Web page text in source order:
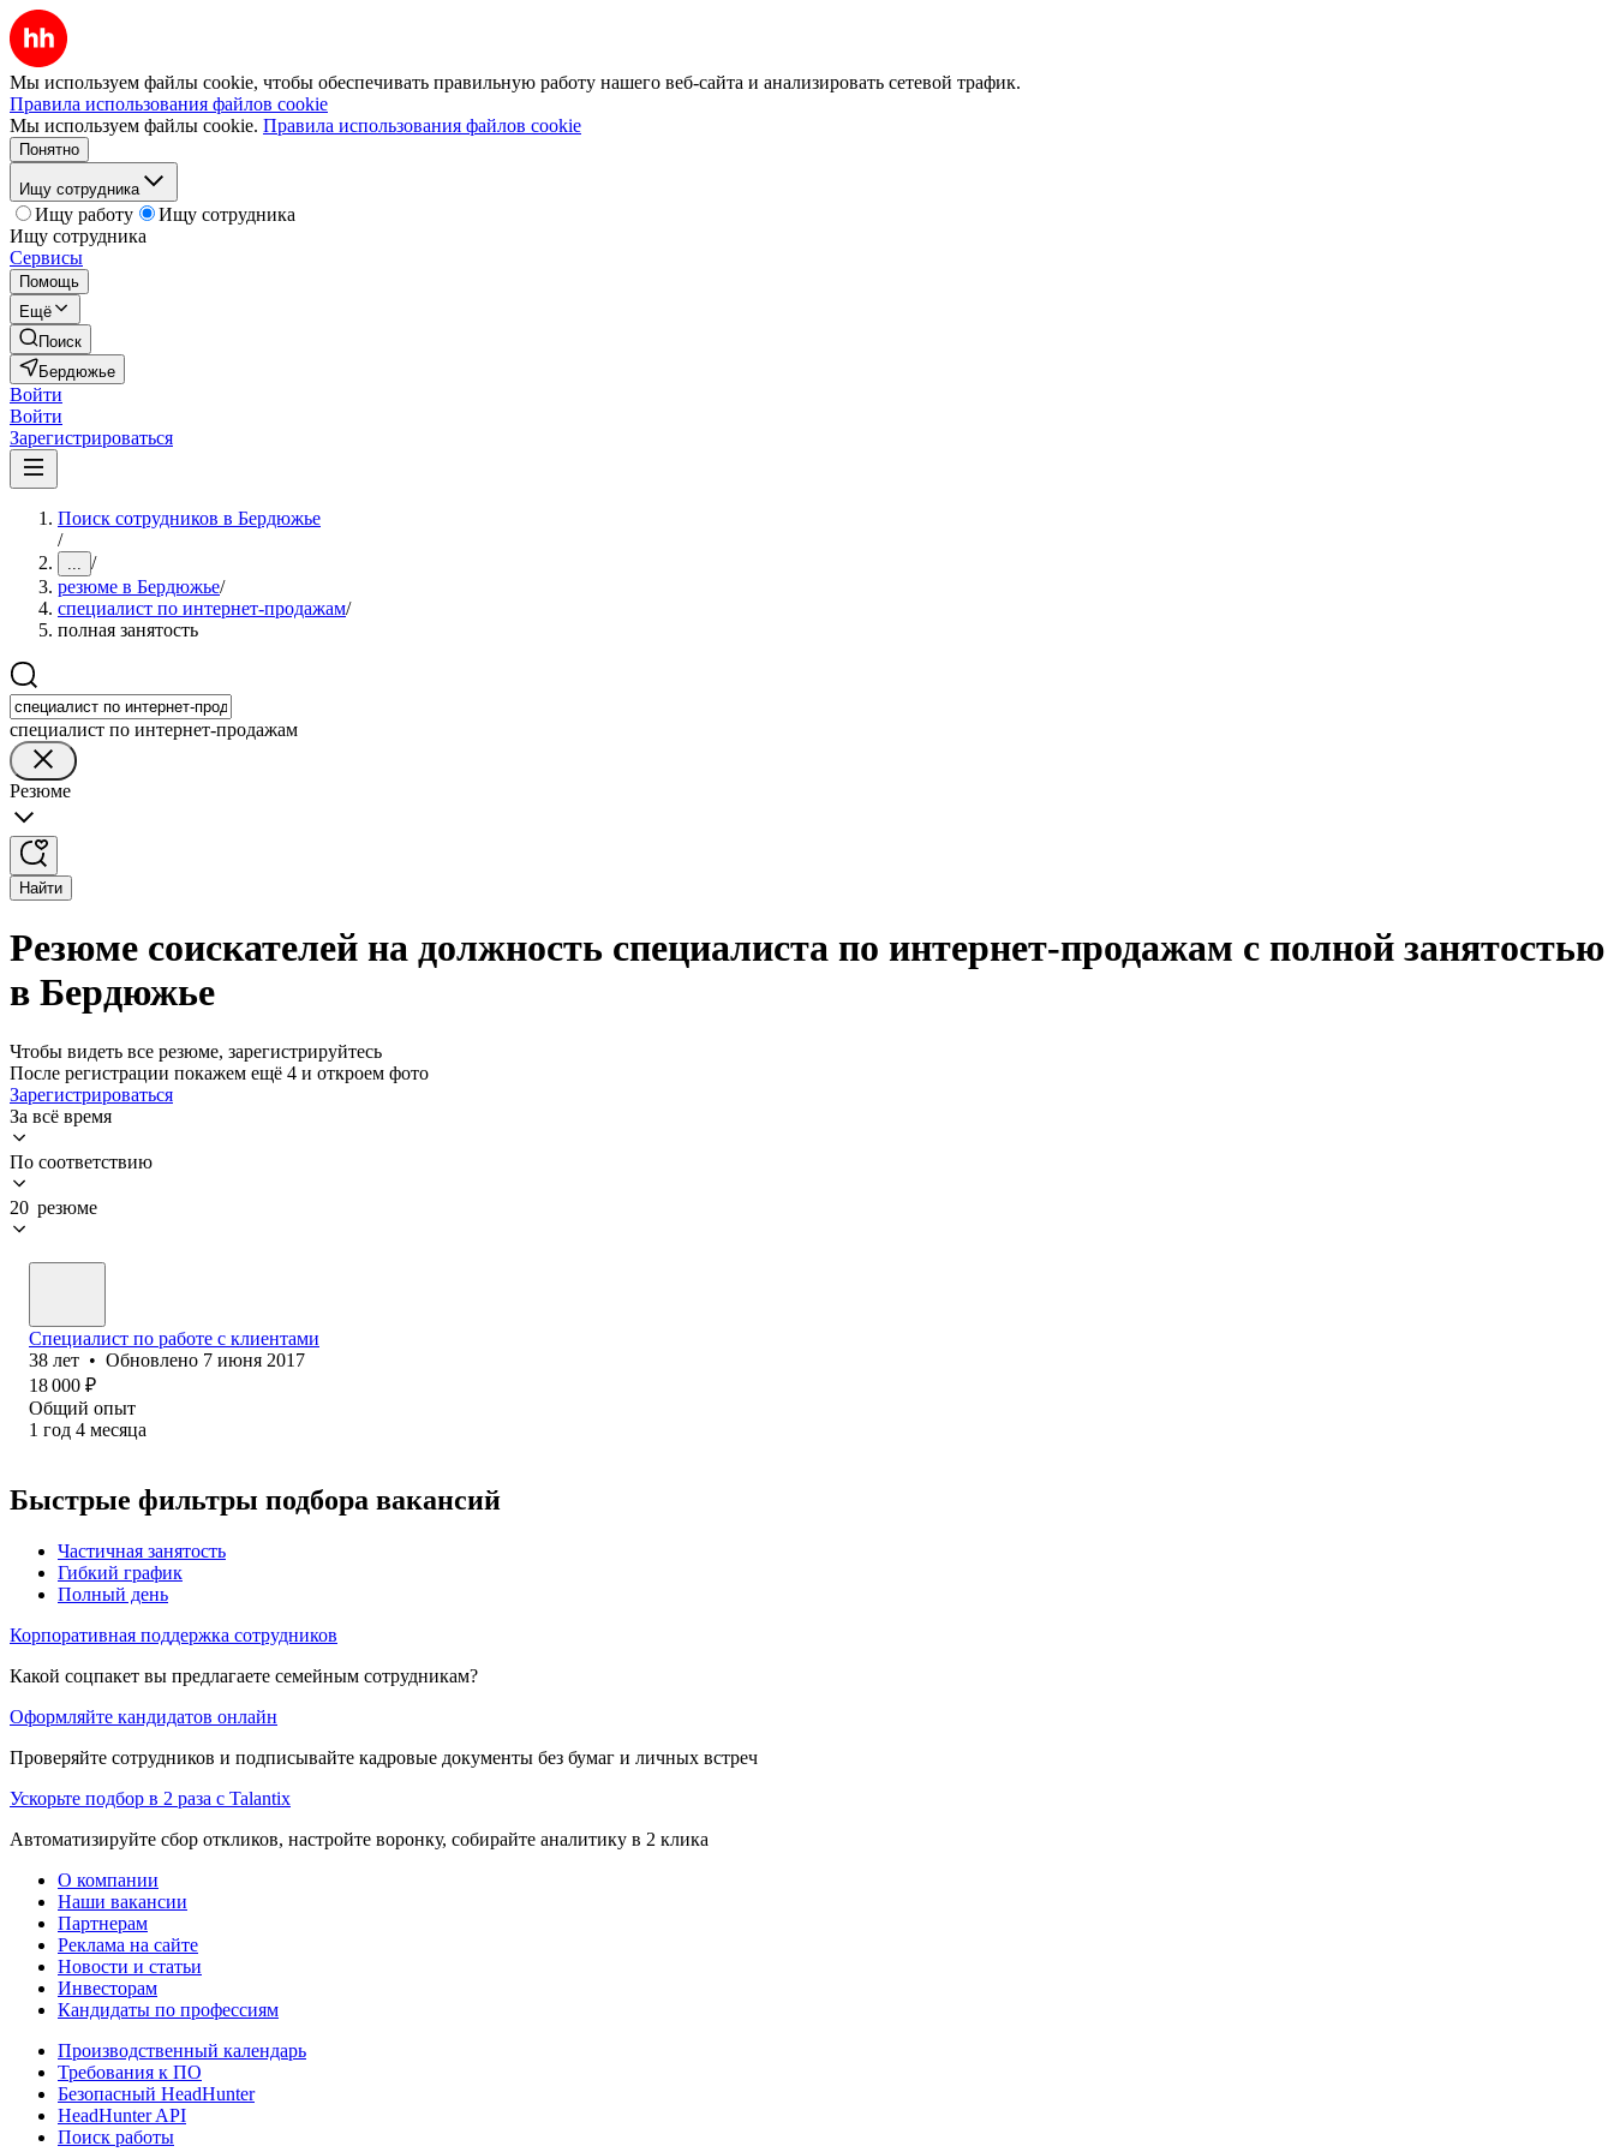
Мы используем файлы cookie, чтобы обеспечивать правильную работу нашего веб-сайта и анализировать сетевой трафик.
Правила использования файлов cookie
Мы используем файлы cookie. Правила использования файлов cookie
Понятно
Ищу сотрудника
Ищу работу
Ищу сотрудника
Ищу сотрудника
Сервисы
Помощь
Ещё
Поиск
Бердюжье
Войти
Войти
Зарегистрироваться
Поиск сотрудников в Бердюжье
/
... /
резюме в Бердюжье/
специалист по интернет-продажам/
полная занятость
специалист по интернет-продажам
Резюме
Найти
Резюме соискателей на должность специалиста по интернет-продажам с полной занятостью
в Бердюжье
Чтобы видеть все резюме, зарегистрируйтесь
После регистрации покажем ещё 4 и откроем фото
Зарегистрироваться
За всё время
По соответствию
20 резюме
Специалист по работе с клиентами
38 лет • Обновлено 7 июня 2017
18 000 ₽
Общий опыт
1 год 4 месяца
Быстрые фильтры подбора вакансий
Частичная занятость
Гибкий график
Полный день
Корпоративная поддержка сотрудников
Какой соцпакет вы предлагаете семейным сотрудникам?
Оформляйте кандидатов онлайн
Проверяйте сотрудников и подписывайте кадровые документы без бумаг и личных встреч
Ускорьте подбор в 2 раза с Talantix
Автоматизируйте сбор откликов, настройте воронку, собирайте аналитику в 2 клика
О компании
Наши вакансии
Партнерам
Реклама на сайте
Новости и статьи
Инвесторам
Кандидаты по профессиям
Производственный календарь
Требования к ПО
Безопасный HeadHunter
HeadHunter API
Поиск работы